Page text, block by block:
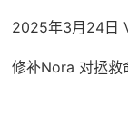
2025年3月24日
修补Nora 对拯救